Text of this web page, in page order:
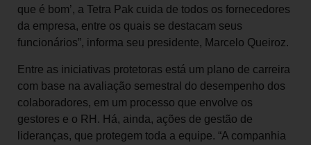
que é bom’, a Tetra Pak cuida de todos os fornecedores
da empresa, entre os quais se destacam seus
funcionários”, informa seu presidente, Marcelo Queiroz.
Entre as iniciativas protetoras está um plano de carreira
com base na avaliação semestral do desempenho dos
colaboradores, em um processo que envolve os
gestores e o RH. Há, ainda, ações de gestão de
lideranças, que protegem toda a equipe. “A companhia